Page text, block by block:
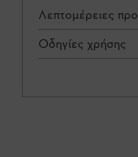
Λεπτομέρειες
Οδηγίες χρήσης